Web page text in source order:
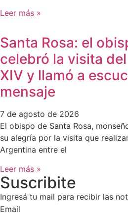
Leer más »
Santa Rosa: el
celebró la visita
XIV y llamó a
mensaje
7 de agosto de 2026
El obispo de Santa Rosa,
su alegría por la visita que
Argentina entre el
Leer más »
Suscribite
Ingresá tu mail para recibir las
Email